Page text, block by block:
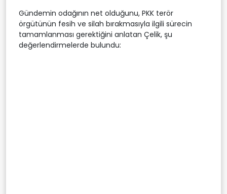
Gündemin odağının net olduğunu, PKK terör
örgütünün fesih ve silah bırakmasıyla ilgili sürecin
tamamlanması gerektiğini anlatan Çelik, şu
değerlendirmelerde bulundu: